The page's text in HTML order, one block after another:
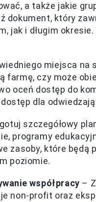
a także jakie
dokument, który
jak i długim
miejsca na
farmę, czy może
oceń dostęp do
dla
szczegółowy
programy
zasoby, które będą
poziomie.
współpracy –
non-profit oraz